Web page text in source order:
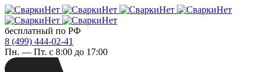
бесплатный по РФ
8 (499) 444-02-41
Пн. — Пт. с 8:00 до 17:00